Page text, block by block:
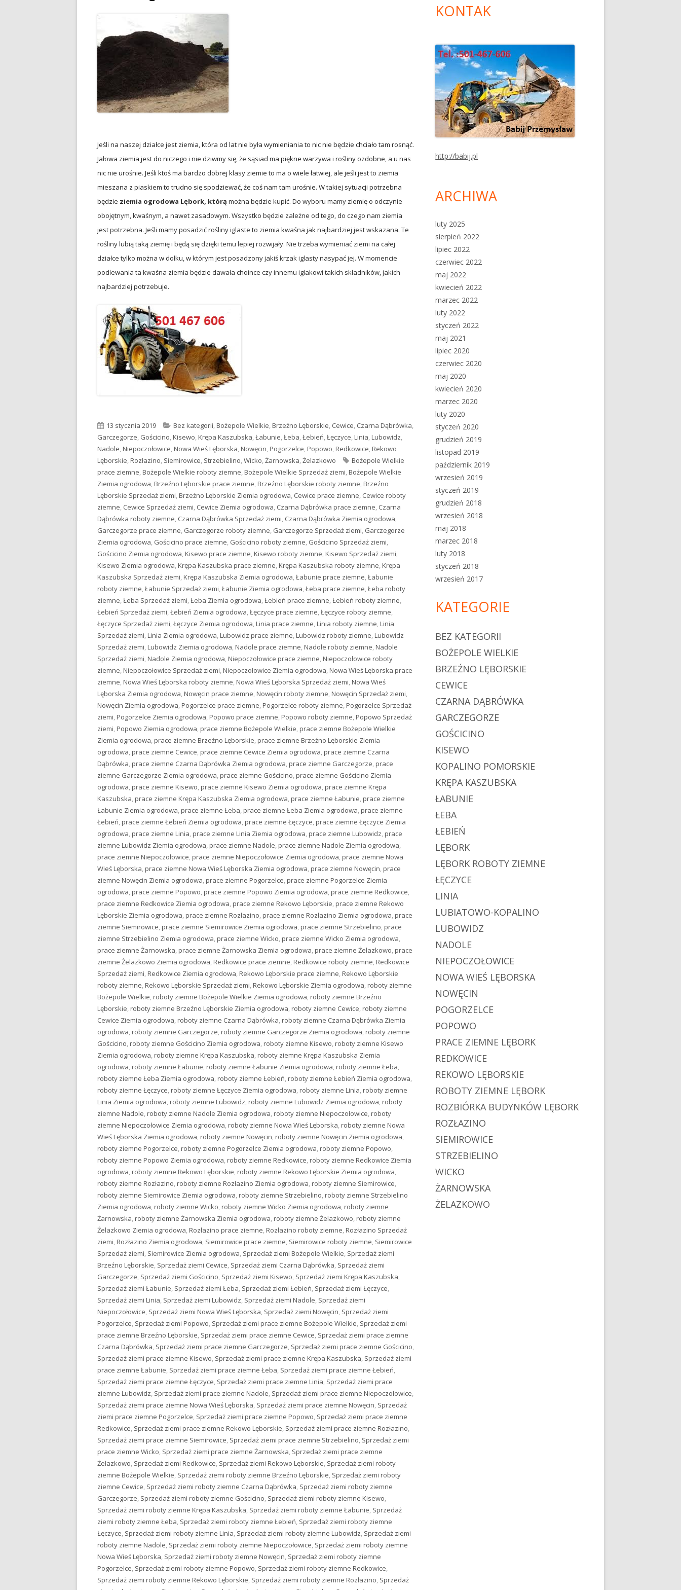
Jeśli na naszej działce jest ziemia, która od lat nie była wymieniania to nic nie będzie chciało tam rosnąć.
Jałowa ziemia jest do niczego i nie dziwmy się, że sąsiad ma piękne warzywa i rośliny ozdobne, a u nas
nic nie urośnie. Jeśli ktoś ma bardzo dobrej klasy ziemie to ma o wiele łatwiej, ale jeśli jest to ziemia
mieszana z piaskiem to trudno się spodziewać, że coś nam tam urośnie. W takiej sytuacji potrzebna
będzie ziemia ogrodowa Lębork, którą można będzie kupić. Do wyboru mamy ziemię o odczynie
obojętnym, kwaśnym, a nawet zasadowym. Wszystko będzie zależne od tego, do czego nam ziemia
jest potrzebna. Jeśli mamy posadzić rośliny iglaste to ziemia kwaśna jak najbardziej jest wskazana. Te
rośliny lubią taką ziemię i będą się dzięki temu lepiej rozwijały. Nie trzeba wymieniać ziemi na całej
działce tylko można w dołku, w którym jest posadzony jakiś krzak iglasty nasypać jej. W momencie
podlewania ta kwaśna ziemia będzie dawała choince czy innemu iglakowi takich składników, jakich
najbardziej potrzebuje.
Opublikowano
13 stycznia 2019 Kategorie
Bez kategorii,Bożepole Wielkie,Brzeźno Lęborskie, Cewice, Czarna Dąbrówka,
Garczegorze, Gościcino,Kisewo,Krępa Kaszubska,Łabunie,Łeba,Łebień,Łęczyce,Linia,Lubowidz,
Nadole,Niepoczołowice,Nowa Wieś Lęborska,Nowęcin,Pogorzelce,Popowo,Redkowice,Rekowo
Lęborskie,Rozłazino, Siemirowice, Strzebielino,Wicko,Żarnowska,Żelazkowo Tagi
Bożepole Wielkie
prace ziemne,Bożepole Wielkie roboty ziemne,Bożepole Wielkie Sprzedaż ziemi,Bożepole Wielkie
Ziemia ogrodowa,Brzeźno Lęborskie prace ziemne,Brzeźno Lęborskie roboty ziemne,Brzeźno
Lęborskie Sprzedaż ziemi,Brzeźno Lęborskie Ziemia ogrodowa, Cewice prace ziemne, Cewice roboty
ziemne, Cewice Sprzedaż ziemi, Cewice Ziemia ogrodowa, Czarna Dąbrówka prace ziemne, Czarna
Dąbrówka roboty ziemne, Czarna Dąbrówka Sprzedaż ziemi, Czarna Dąbrówka Ziemia ogrodowa,
Garczegorze prace ziemne, Garczegorze roboty ziemne, Garczegorze Sprzedaż ziemi, Garczegorze
Ziemia ogrodowa, Gościcino prace ziemne, Gościcino roboty ziemne, Gościcino Sprzedaż ziemi,
Gościcino Ziemia ogrodowa,Kisewo prace ziemne,Kisewo roboty ziemne,Kisewo Sprzedaż ziemi,
Kisewo Ziemia ogrodowa,Krępa Kaszubska prace ziemne,Krępa Kaszubska roboty ziemne,Krępa
Kaszubska Sprzedaż ziemi,Krępa Kaszubska Ziemia ogrodowa,Łabunie prace ziemne,Łabunie
roboty ziemne,Łabunie Sprzedaż ziemi,Łabunie Ziemia ogrodowa,Łeba prace ziemne,Łeba roboty
ziemne,Łeba Sprzedaż ziemi,Łeba Ziemia ogrodowa,Łebień prace ziemne,Łebień roboty ziemne,
Łebień Sprzedaż ziemi,Łebień Ziemia ogrodowa,Łęczyce prace ziemne,Łęczyce roboty ziemne,
Łęczyce Sprzedaż ziemi,Łęczyce Ziemia ogrodowa,Linia prace ziemne,Linia roboty ziemne,Linia
Sprzedaż ziemi,Linia Ziemia ogrodowa,Lubowidz prace ziemne,Lubowidz roboty ziemne,Lubowidz
Sprzedaż ziemi,Lubowidz Ziemia ogrodowa,Nadole prace ziemne,Nadole roboty ziemne,Nadole
Sprzedaż ziemi,Nadole Ziemia ogrodowa,Niepoczołowice prace ziemne,Niepoczołowice roboty
ziemne,Niepoczołowice Sprzedaż ziemi,Niepoczołowice Ziemia ogrodowa,Nowa Wieś Lęborska prace
ziemne,Nowa Wieś Lęborska roboty ziemne,Nowa Wieś Lęborska Sprzedaż ziemi,Nowa Wieś
Lęborska Ziemia ogrodowa,Nowęcin prace ziemne,Nowęcin roboty ziemne,Nowęcin Sprzedaż ziemi,
Nowęcin Ziemia ogrodowa,Pogorzelce prace ziemne,Pogorzelce roboty ziemne,Pogorzelce Sprzedaż
ziemi,Pogorzelce Ziemia ogrodowa,Popowo prace ziemne,Popowo roboty ziemne,Popowo Sprzedaż
ziemi,Popowo Ziemia ogrodowa,prace ziemne Bożepole Wielkie,prace ziemne Bożepole Wielkie
Ziemia ogrodowa,prace ziemne Brzeźno Lęborskie,prace ziemne Brzeźno Lęborskie Ziemia
ogrodowa,prace ziemne Cewice,prace ziemne Cewice Ziemia ogrodowa,prace ziemne Czarna
Dąbrówka,prace ziemne Czarna Dąbrówka Ziemia ogrodowa,prace ziemne Garczegorze,prace
ziemne Garczegorze Ziemia ogrodowa,prace ziemne Gościcino,prace ziemne Gościcino Ziemia
ogrodowa,prace ziemne Kisewo,prace ziemne Kisewo Ziemia ogrodowa,prace ziemne Krępa
Kaszubska,prace ziemne Krępa Kaszubska Ziemia ogrodowa,prace ziemne Łabunie,prace ziemne
Łabunie Ziemia ogrodowa,prace ziemne Łeba,prace ziemne Łeba Ziemia ogrodowa,prace ziemne
Łebień,prace ziemne Łebień Ziemia ogrodowa,prace ziemne Łęczyce,prace ziemne Łęczyce Ziemia
ogrodowa,prace ziemne Linia,prace ziemne Linia Ziemia ogrodowa,prace ziemne Lubowidz,prace
ziemne Lubowidz Ziemia ogrodowa,prace ziemne Nadole,prace ziemne Nadole Ziemia ogrodowa,
prace ziemne Niepoczołowice,prace ziemne Niepoczołowice Ziemia ogrodowa,prace ziemne Nowa
Wieś Lęborska,prace ziemne Nowa Wieś Lęborska Ziemia ogrodowa,prace ziemne Nowęcin,prace
ziemne Nowęcin Ziemia ogrodowa,prace ziemne Pogorzelce,prace ziemne Pogorzelce Ziemia
ogrodowa,prace ziemne Popowo,prace ziemne Popowo Ziemia ogrodowa,prace ziemne Redkowice,
prace ziemne Redkowice Ziemia ogrodowa,prace ziemne Rekowo Lęborskie,prace ziemne Rekowo
Lęborskie Ziemia ogrodowa,prace ziemne Rozłazino,prace ziemne Rozłazino Ziemia ogrodowa,prace
ziemne Siemirowice,prace ziemne Siemirowice Ziemia ogrodowa,prace ziemne Strzebielino,prace
ziemne Strzebielino Ziemia ogrodowa,prace ziemne Wicko,prace ziemne Wicko Ziemia ogrodowa,
prace ziemne Żarnowska,prace ziemne Żarnowska Ziemia ogrodowa,prace ziemne Żelazkowo,prace
ziemne Żelazkowo Ziemia ogrodowa,Redkowice prace ziemne,Redkowice roboty ziemne,Redkowice
Sprzedaż ziemi,Redkowice Ziemia ogrodowa,Rekowo Lęborskie prace ziemne,Rekowo Lęborskie
roboty ziemne,Rekowo Lęborskie Sprzedaż ziemi,Rekowo Lęborskie Ziemia ogrodowa,roboty ziemne
Bożepole Wielkie,roboty ziemne Bożepole Wielkie Ziemia ogrodowa,roboty ziemne Brzeźno
Lęborskie,roboty ziemne Brzeźno Lęborskie Ziemia ogrodowa,roboty ziemne Cewice,roboty ziemne
Cewice Ziemia ogrodowa,roboty ziemne Czarna Dąbrówka,roboty ziemne Czarna Dąbrówka Ziemia
ogrodowa,roboty ziemne Garczegorze,roboty ziemne Garczegorze Ziemia ogrodowa,roboty ziemne
Gościcino,roboty ziemne Gościcino Ziemia ogrodowa,roboty ziemne Kisewo,roboty ziemne Kisewo
Ziemia ogrodowa,roboty ziemne Krępa Kaszubska,roboty ziemne Krępa Kaszubska Ziemia
ogrodowa,roboty ziemne Łabunie,roboty ziemne Łabunie Ziemia ogrodowa,roboty ziemne Łeba,
roboty ziemne Łeba Ziemia ogrodowa,roboty ziemne Łebień,roboty ziemne Łebień Ziemia ogrodowa,
roboty ziemne Łęczyce,roboty ziemne Łęczyce Ziemia ogrodowa,roboty ziemne Linia,roboty ziemne
Linia Ziemia ogrodowa,roboty ziemne Lubowidz,roboty ziemne Lubowidz Ziemia ogrodowa,roboty
ziemne Nadole,roboty ziemne Nadole Ziemia ogrodowa,roboty ziemne Niepoczołowice,roboty
ziemne Niepoczołowice Ziemia ogrodowa,roboty ziemne Nowa Wieś Lęborska,roboty ziemne Nowa
Wieś Lęborska Ziemia ogrodowa,roboty ziemne Nowęcin,roboty ziemne Nowęcin Ziemia ogrodowa,
roboty ziemne Pogorzelce,roboty ziemne Pogorzelce Ziemia ogrodowa,roboty ziemne Popowo,
roboty ziemne Popowo Ziemia ogrodowa,roboty ziemne Redkowice,roboty ziemne Redkowice Ziemia
ogrodowa,roboty ziemne Rekowo Lęborskie,roboty ziemne Rekowo Lęborskie Ziemia ogrodowa,
roboty ziemne Rozłazino,roboty ziemne Rozłazino Ziemia ogrodowa,roboty ziemne Siemirowice,
roboty ziemne Siemirowice Ziemia ogrodowa,roboty ziemne Strzebielino,roboty ziemne Strzebielino
Ziemia ogrodowa,roboty ziemne Wicko,roboty ziemne Wicko Ziemia ogrodowa,roboty ziemne
Żarnowska,roboty ziemne Żarnowska Ziemia ogrodowa,roboty ziemne Żelazkowo,roboty ziemne
Żelazkowo Ziemia ogrodowa,Rozłazino prace ziemne,Rozłazino roboty ziemne,Rozłazino Sprzedaż
ziemi,Rozłazino Ziemia ogrodowa, Siemirowice prace ziemne, Siemirowice roboty ziemne, Siemirowice
Sprzedaż ziemi, Siemirowice Ziemia ogrodowa, Sprzedaż ziemi Bożepole Wielkie, Sprzedaż ziemi
Brzeźno Lęborskie, Sprzedaż ziemi Cewice, Sprzedaż ziemi Czarna Dąbrówka, Sprzedaż ziemi
Garczegorze, Sprzedaż ziemi Gościcino, Sprzedaż ziemi Kisewo, Sprzedaż ziemi Krępa Kaszubska,
Sprzedaż ziemi Łabunie, Sprzedaż ziemi Łeba, Sprzedaż ziemi Łebień, Sprzedaż ziemi Łęczyce,
Sprzedaż ziemi Linia, Sprzedaż ziemi Lubowidz, Sprzedaż ziemi Nadole, Sprzedaż ziemi
Niepoczołowice, Sprzedaż ziemi Nowa Wieś Lęborska, Sprzedaż ziemi Nowęcin, Sprzedaż ziemi
Pogorzelce, Sprzedaż ziemi Popowo, Sprzedaż ziemi prace ziemne Bożepole Wielkie, Sprzedaż ziemi
prace ziemne Brzeźno Lęborskie, Sprzedaż ziemi prace ziemne Cewice, Sprzedaż ziemi prace ziemne
Czarna Dąbrówka, Sprzedaż ziemi prace ziemne Garczegorze, Sprzedaż ziemi prace ziemne Gościcino,
Sprzedaż ziemi prace ziemne Kisewo, Sprzedaż ziemi prace ziemne Krępa Kaszubska, Sprzedaż ziemi
prace ziemne Łabunie, Sprzedaż ziemi prace ziemne Łeba, Sprzedaż ziemi prace ziemne Łebień,
Sprzedaż ziemi prace ziemne Łęczyce, Sprzedaż ziemi prace ziemne Linia, Sprzedaż ziemi prace
ziemne Lubowidz, Sprzedaż ziemi prace ziemne Nadole, Sprzedaż ziemi prace ziemne Niepoczołowice,
Sprzedaż ziemi prace ziemne Nowa Wieś Lęborska, Sprzedaż ziemi prace ziemne Nowęcin, Sprzedaż
ziemi prace ziemne Pogorzelce, Sprzedaż ziemi prace ziemne Popowo, Sprzedaż ziemi prace ziemne
Redkowice, Sprzedaż ziemi prace ziemne Rekowo Lęborskie, Sprzedaż ziemi prace ziemne Rozłazino,
Sprzedaż ziemi prace ziemne Siemirowice, Sprzedaż ziemi prace ziemne Strzebielino, Sprzedaż ziemi
prace ziemne Wicko, Sprzedaż ziemi prace ziemne Żarnowska, Sprzedaż ziemi prace ziemne
Żelazkowo, Sprzedaż ziemi Redkowice, Sprzedaż ziemi Rekowo Lęborskie, Sprzedaż ziemi roboty
ziemne Bożepole Wielkie, Sprzedaż ziemi roboty ziemne Brzeźno Lęborskie, Sprzedaż ziemi roboty
ziemne Cewice, Sprzedaż ziemi roboty ziemne Czarna Dąbrówka, Sprzedaż ziemi roboty ziemne
Garczegorze, Sprzedaż ziemi roboty ziemne Gościcino, Sprzedaż ziemi roboty ziemne Kisewo,
Sprzedaż ziemi roboty ziemne Krępa Kaszubska, Sprzedaż ziemi roboty ziemne Łabunie, Sprzedaż
ziemi roboty ziemne Łeba, Sprzedaż ziemi roboty ziemne Łebień, Sprzedaż ziemi roboty ziemne
Łęczyce, Sprzedaż ziemi roboty ziemne Linia, Sprzedaż ziemi roboty ziemne Lubowidz, Sprzedaż ziemi
roboty ziemne Nadole, Sprzedaż ziemi roboty ziemne Niepoczołowice, Sprzedaż ziemi roboty ziemne
Nowa Wieś Lęborska, Sprzedaż ziemi roboty ziemne Nowęcin, Sprzedaż ziemi roboty ziemne
Pogorzelce, Sprzedaż ziemi roboty ziemne Popowo, Sprzedaż ziemi roboty ziemne Redkowice,
Sprzedaż ziemi roboty ziemne Rekowo Lęborskie, Sprzedaż ziemi roboty ziemne Rozłazino, Sprzedaż
KONTAK
http://babij.pl
ARCHIWA
luty 2025
sierpień 2022
lipiec 2022
czerwiec 2022
maj 2022
kwiecień 2022
marzec 2022
luty 2022
styczeń 2022
maj 2021
lipiec 2020
czerwiec 2020
maj 2020
kwiecień 2020
marzec 2020
luty 2020
styczeń 2020
grudzień 2019
listopad 2019
październik 2019
wrzesień 2019
styczeń 2019
grudzień 2018
wrzesień 2018
maj 2018
marzec 2018
luty 2018
styczeń 2018
wrzesień 2017
KATEGORIE
BEZ KATEGORII
BOŻEPOLE WIELKIE
BRZEŹNO LĘBORSKIE
CEWICE
CZARNA DĄBRÓWKA
GARCZEGORZE
GOŚCICINO
KISEWO
KOPALINO POMORSKIE
KRĘPA KASZUBSKA
ŁABUNIE
ŁEBA
ŁEBIEŃ
LĘBORK
LĘBORK ROBOTY ZIEMNE
ŁĘCZYCE
LINIA
LUBIATOWO-KOPALINO
LUBOWIDZ
NADOLE
NIEPOCZOŁOWICE
NOWA WIEŚ LĘBORSKA
NOWĘCIN
POGORZELCE
POPOWO
PRACE ZIEMNE LĘBORK
REDKOWICE
REKOWO LĘBORSKIE
ROBOTY ZIEMNE LĘBORK
ROZBIÓRKA BUDYNKÓW LĘBORK
ROZŁAZINO
SIEMIROWICE
STRZEBIELINO
WICKO
ŻARNOWSKA
ŻELAZKOWO